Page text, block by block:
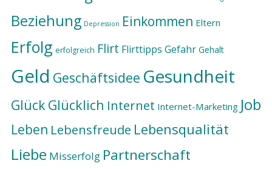
Beziehung Depression Einkommen Eltern
Erfolg erfolgreich Flirt Flirttipps Gefahr Gehalt
Geld Geschäftsidee Gesundheit
Glück Glücklich Internet Internet-Marketing Job
Leben Lebensfreude Lebensqualität
Liebe Misserfolg Partnerschaft